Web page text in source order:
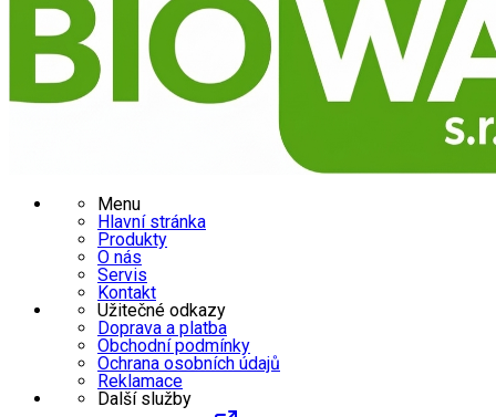
Menu
Hlavní stránka
Produkty
O nás
Servis
Kontakt
Užitečné odkazy
Doprava a platba
Obchodní podmínky
Ochrana osobních údajů
Reklamace
Další služby